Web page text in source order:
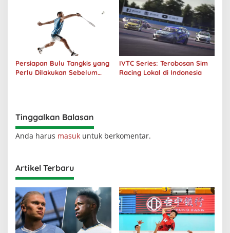
Persiapan Bulu Tangkis yang
Perlu Dilakukan Sebelum
IVTC Series: Terobosan Sim
Racing Lokal di Indonesia
Tinggalkan Balasan
Anda harus masuk untuk berkomentar.
Artikel Terbaru